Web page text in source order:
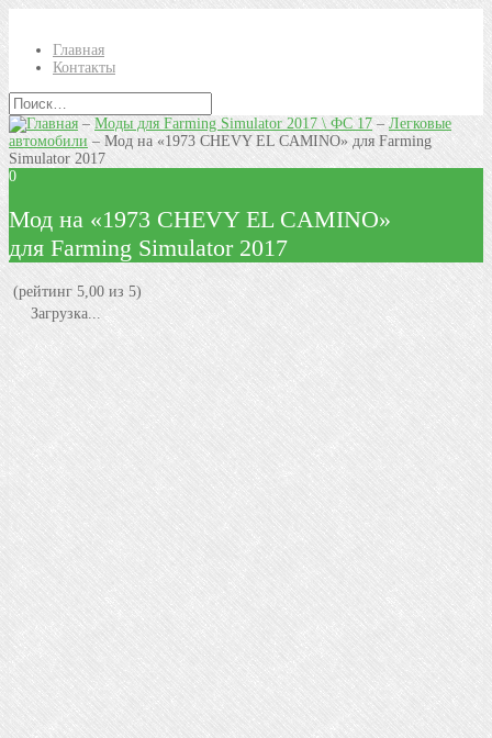
Главная
Контакты
–Моды для Farming Simulator 2017 \ ФС 17– Легковые
автомобили– Мод на «1973 CHEVY EL CAMINO» для Farming
Simulator 2017
0
Мод на «1973 CHEVY EL CAMINO»
для Farming Simulator 2017
(рейтинг 5,00 из 5)
Загрузка...